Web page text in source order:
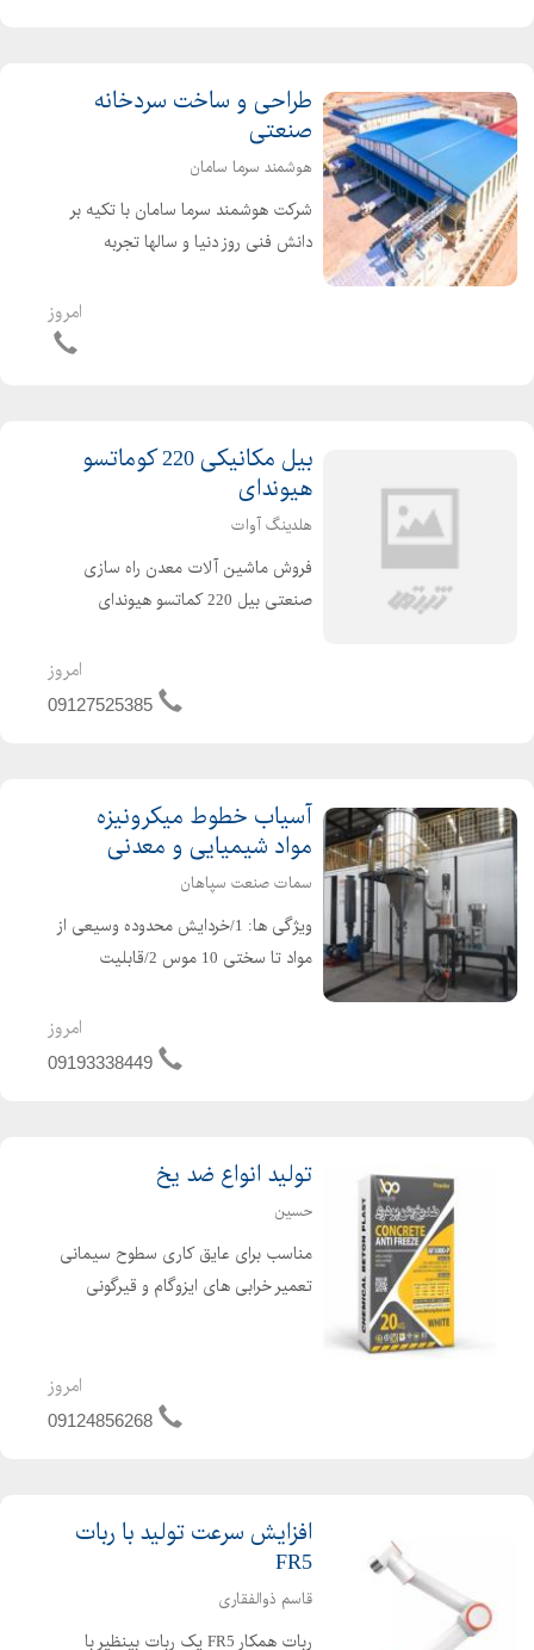
طراحی و ساخت سردخانه
صنعتی
هوشمند سرما سامان
شرکت هوشمند سرما سامان با تکیه بر
دانش فنی روز دنیا و سالها تجربه
ارائه خدمات کامل طراحی، ساخت، اجرا و
امروز
بیل مکانیکی 220 کوماتسو
هیوندای
هلدینگ آوات
فروش ماشین آلات معدن راه سازی
صنعتی بیل 220 کماتسو هیوندای
لودر 400 470 دامتراک جرثقیل هیوندایامروز
09127525385
آسیاب خطوط میکرونیزه
مواد شیمیایی و معدنی
سمات صنعت سپاهان
ویژگی ها: 1/خردایش محدوده وسیعی از
مواد تا سختی 10 موس 2/قابلیت
سایش اندک بدنه به دلیل عدم تماس
مواد با آن 4/میزان آلودگی و آهن آزاد
امروز
09193338449
تولید انواع ضد یخ
حسین
مناسب برای عایق کاری سطوح سیمانی
تعمیر خرابی های ایزوگام و قیرگونی
ایزوگام قدیمی جهت بالا بردن ماندگاری
عایق کاری کف کولر آبی قابل استفاد...
امروز
09124856268
افزایش سرعت تولید با ربات
FR5
قاسم ذوالفقاری
ربات همکار FR5 یک ربات بینظیر با